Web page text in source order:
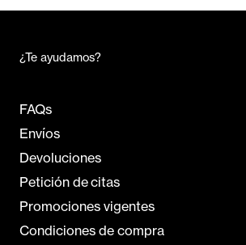
¿Te ayudamos?
FAQs
Envíos
Devoluciones
Petición de citas
Promociones vigentes
Condiciones de compra